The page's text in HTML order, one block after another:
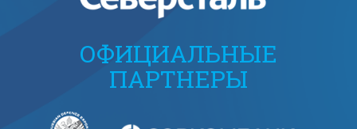
ОФИЦИАЛЬНЫЕ
ПАРТНЕРЫ